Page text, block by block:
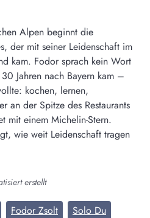
Alpen beginnt die
der mit seiner Leidenschaft im
kam. Fodor sprach kein Wort
Jahren nach Bayern kam –
kochen, lernen,
an der Spitze des Restaurants
mit einem Michelin-Stern.
wie weit Leidenschaft tragen
erstellt
Fodor Zsolt
Solo Du